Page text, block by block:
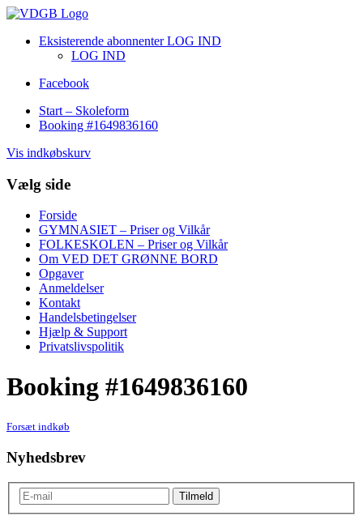
Eksisterende abonnenter LOG IND
LOG IND
Facebook
Start – Skoleform
Booking #1649836160
Vis indkøbskurv
Vælg side
Forside
GYMNASIET – Priser og Vilkår
FOLKESKOLEN – Priser og Vilkår
Om VED DET GRØNNE BORD
Opgaver
Anmeldelser
Kontakt
Handelsbetingelser
Hjælp & Support
Privatslivspolitik
Booking #1649836160
Forsæt indkøb
Nyhedsbrev